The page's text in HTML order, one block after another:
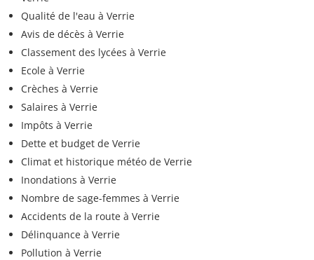
Qualité de l'eau à Verrie
Avis de décès à Verrie
Classement des lycées à Verrie
Ecole à Verrie
Crèches à Verrie
Salaires à Verrie
Impôts à Verrie
Dette et budget de Verrie
Climat et historique météo de Verrie
Inondations à Verrie
Nombre de sage-femmes à Verrie
Accidents de la route à Verrie
Délinquance à Verrie
Pollution à Verrie